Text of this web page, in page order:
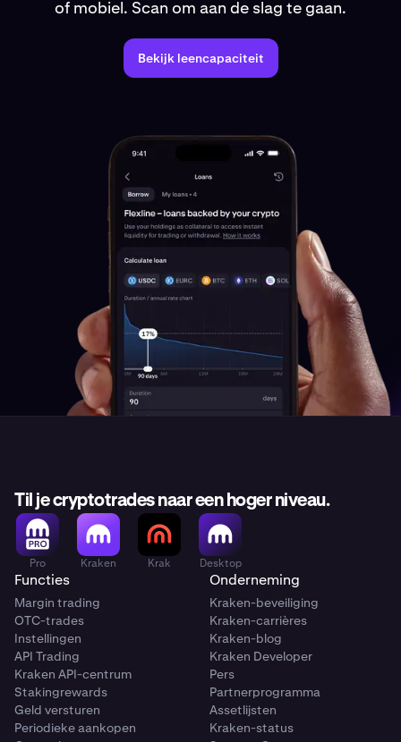
of mobiel. Scan om aan de slag te gaan.
Bekijk leencapaciteit
Til je cryptotrades naar een hoger niveau.
Pro Kraken Krak Desktop
Functies
Margin trading
OTC-trades
Instellingen
API Trading
Kraken API-centrum
Stakingrewards
Geld versturen
Periodieke aankopen
Onderneming
Kraken-beveiliging
Kraken-carrières
Kraken-blog
Kraken Developer
Pers
Partnerprogramma
Assetlijsten
Kraken-status